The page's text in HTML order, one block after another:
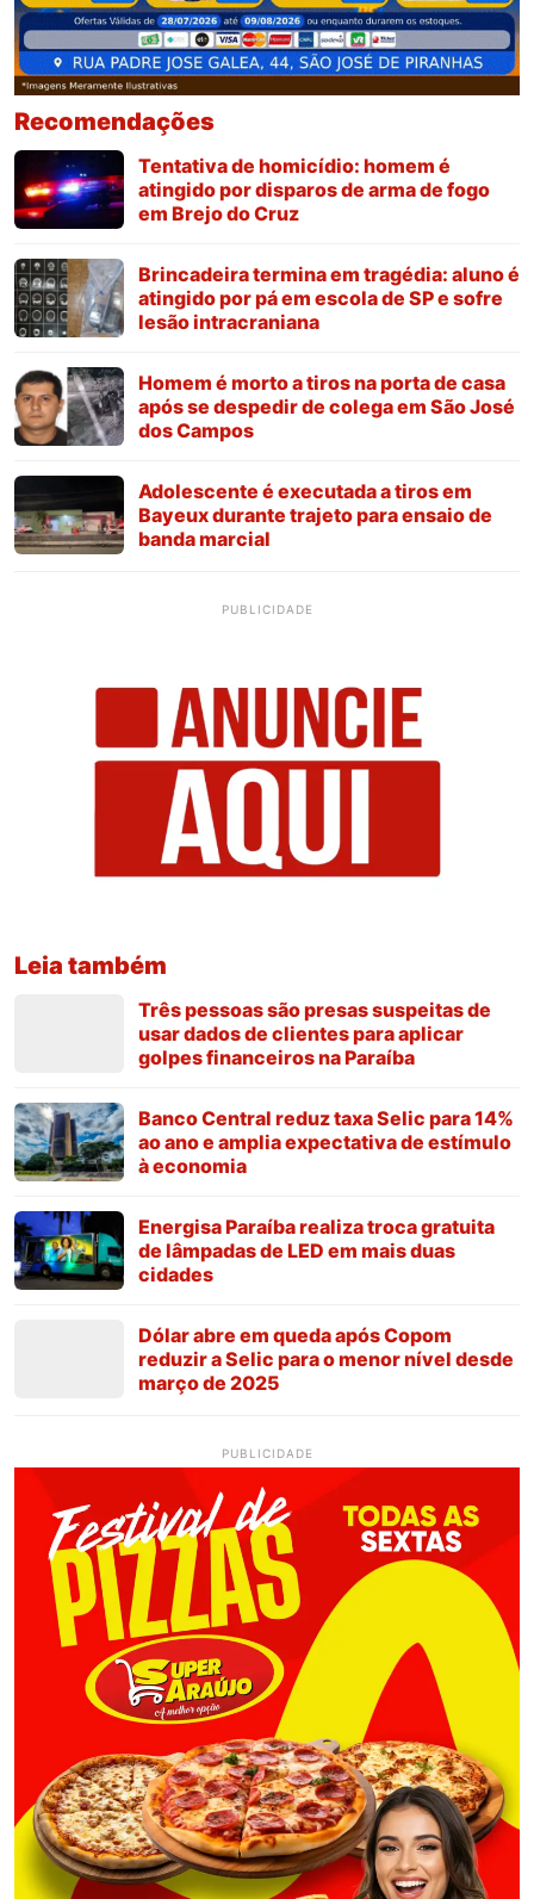
Recomendações
Tentativa de homicídio: homem é
atingido por disparos de arma de fogo
em Brejo do Cruz
Brincadeira termina em tragédia: aluno é
atingido por pá em escola de SP e sofre
lesão intracraniana
Homem é morto a tiros na porta de casa
após se despedir de colega em São José
dos Campos
Adolescente é executada a tiros em
Bayeux durante trajeto para ensaio de
banda marcial
PUBLICIDADE
Leia também
Três pessoas são presas suspeitas de
usar dados de clientes para aplicar
golpes financeiros na Paraíba
Banco Central reduz taxa Selic para 14%
ao ano e amplia expectativa de estímulo
à economia
Energisa Paraíba realiza troca gratuita
de lâmpadas de LED em mais duas
cidades
Dólar abre em queda após Copom
reduzir a Selic para o menor nível desde
março de 2025
PUBLICIDADE